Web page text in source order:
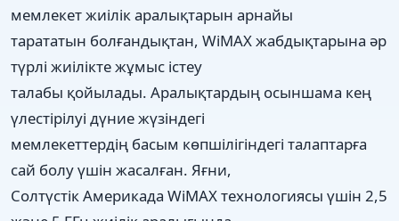
мемлекет жиілік аралықтарын арнайы
тарататын болғандықтан, WiMAX жабдықтарына әр
түрлі жиілікте жұмыс істеу
талабы қойылады. Аралықтардың осыншама кең
үлестірілуі дүние жүзіндегі
мемлекеттердің басым көпшілігіндегі талаптарға
сай болу үшін жасалған. Яғни,
Солтүстік Америкада WiMAX технологиясы үшін 2,5